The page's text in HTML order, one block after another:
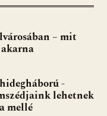
za
m
e
– mit
-
lehetnek
mellé